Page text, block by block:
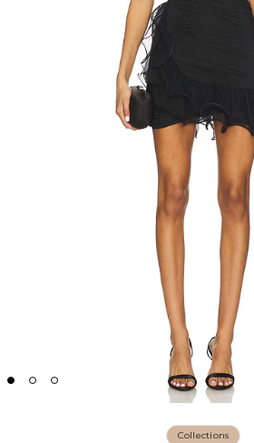
Collections